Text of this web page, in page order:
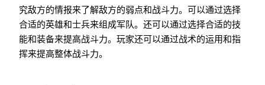
究敌方的情报来了解敌方的弱点和战斗力。可以通过选择
合适的英雄和士兵来组成军队。还可以通过选择合适的技
能和装备来提高战斗力。玩家还可以通过战术的运用和指
挥来提高整体战斗力。